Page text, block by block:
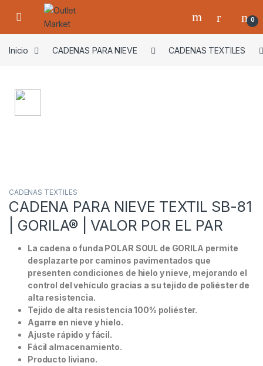
Skip to navigation
Skip to content
0
Inicio CADENAS PARA NIEVE CADENAS TEXTILES
CADENAS TEXTILES
CADENA PARA NIEVE TEXTIL SB-81
| GORILA® | VALOR POR EL PAR
La cadena o funda POLAR SOUL de GORILA permite
desplazarte por caminos pavimentados que
presenten condiciones de hielo y nieve, mejorando el
control del vehículo gracias a su tejido de poliéster de
alta resistencia.
Tejido de alta resistencia 100% poliéster.
Agarre en nieve y hielo.
Ajuste rápido y fácil.
Fácil almacenamiento.
Producto liviano.